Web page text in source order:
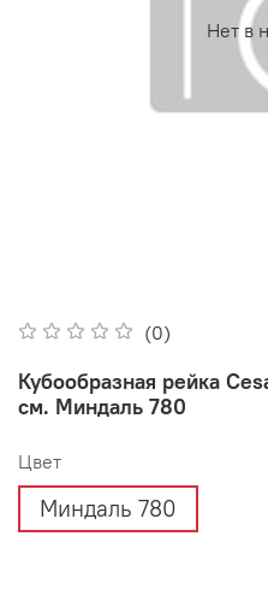
Нет в
(0)
Кубообразная рейка
см. Миндаль 780
Цвет
Миндаль 780